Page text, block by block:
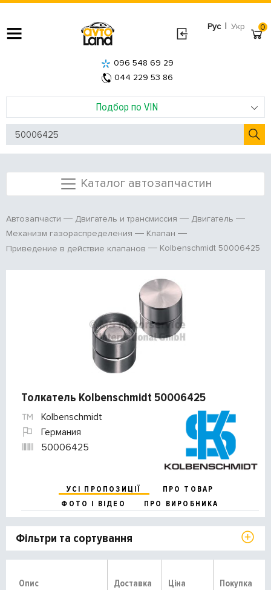
Рус | Укр
Подбор по VIN
096 548 69 29
044 229 53 86
0
Каталог автозапчастин
Автозапчасти Двигатель и трансмиссия
Двигатель
Механизм газораспределения
Клапан
Приведение в действие клапанов
Kolbenschmidt 50006425
Толкатель Kolbenschmidt 50006425
Kolbenschmidt
Германия
50006425
УСІ ПРОПОЗИЦІЇ
ПРО ТОВАР
ФОТО І ВІДЕО
ПРО ВИРОБНИКА
Фільтри та сортування
Опис Доставка Ціна Покупка